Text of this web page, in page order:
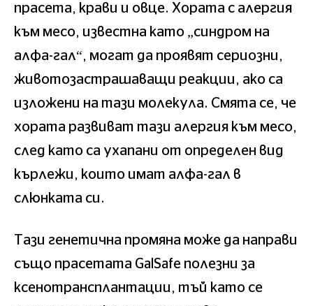
прасета, крави и овце. Хората с алергия
към месо, известна като „синдром на
алфа-гал“, могат да проявят сериозни,
животозастрашаващи реакции, ако са
изложени на тази молекула. Смята се, че
хората развиват тази алергия към месо,
след като са ухапани от определен вид
кърлежи, които имат алфа-гал в
слюнката си.
Тази генетична промяна може да направи
също прасетата GalSafe полезни за
ксенотрансплантации, тъй като се